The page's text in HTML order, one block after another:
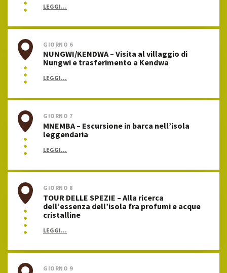
LEGGI...
GIORNO 6
NUNGWI/KENDWA – Visita al villaggio di
Nungwi e trasferimento a Kendwa
LEGGI...
GIORNO 7
MNEMBA – Escursione in barca nell’isola
leggendaria
LEGGI...
GIORNO 8
TOUR DELLE SPEZIE – Alla ricerca
dell’essenza dell’isola fra profumi e acque
cristalline
LEGGI...
GIORNO 9